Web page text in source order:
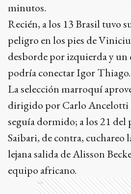
minutos.
Recién, a los 13 Brasil tuvo
peligro en los pies de
desborde por izquierda y un
podría conectar Igor Thiago.
La selección marroquí
dirigido por Carlo Ancelotti
seguía dormido; a los 21
Saibari, de contra, cuchareo
lejana salida de Alisson
equipo africano.
Ads